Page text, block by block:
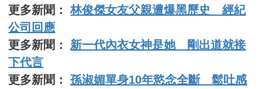
更多新聞：林俊傑女友父親遭爆黑歷史 經紀
公司回應
更多新聞： 新一代內衣女神是她 剛出道就接
下代言
更多新聞：孫淑媚單身10年慾念全斷 鬆吐感